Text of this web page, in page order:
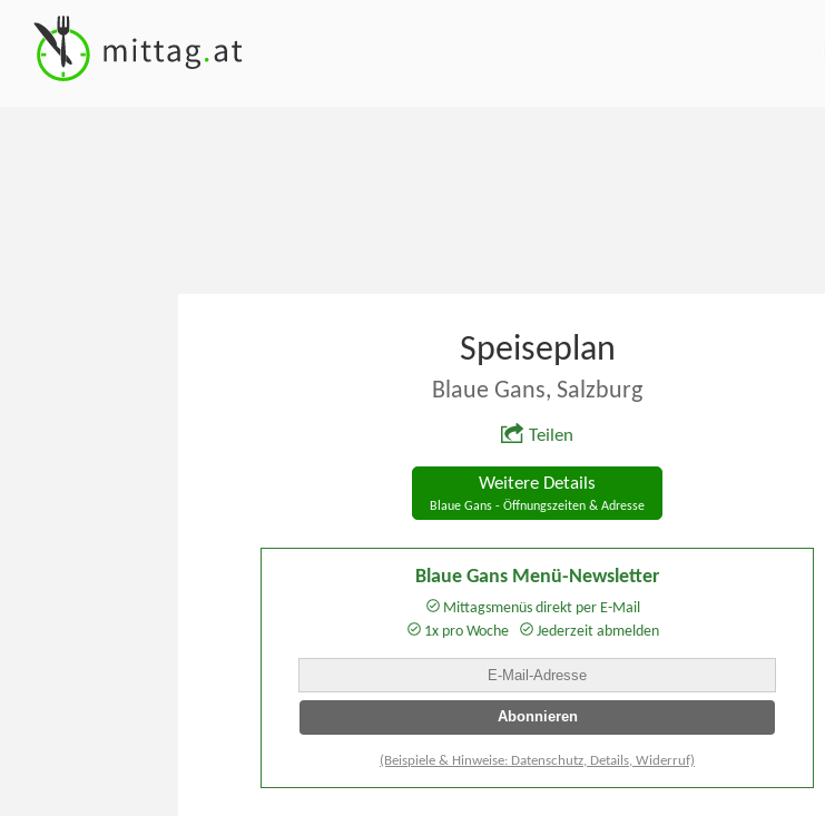
Speiseplan
Blaue Gans, Salzburg
Teilen
Weitere Details
Blaue Gans - Öffnungszeiten & Adresse
Blaue Gans Menü-Newsletter
Mittagsmenüs direkt per E-Mail
1x pro Woche
Jederzeit abmelden
(Beispiele & Hinweise: Datenschutz, Details, Widerruf)